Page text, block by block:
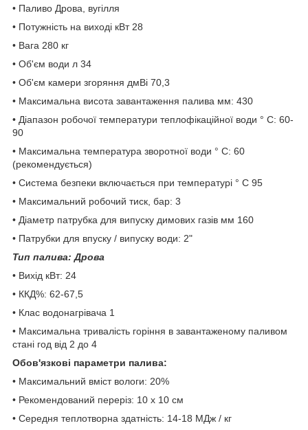
• Паливо Дрова, вугілля
• Потужність на виході кВт 28
• Вага 280 кг
• Об'єм води л 34
• Об'єм камери згоряння дмВі 70,3
• Максимальна висота завантаження палива мм: 430
• Діапазон робочої температури теплофікаційної води ° C: 60-
90
• Максимальна температура зворотної води ° C: 60
(рекомендується)
• Система безпеки включається при температурі ° C 95
• Максимальний робочий тиск, бар: 3
• Діаметр патрубка для випуску димових газів мм 160
• Патрубки для впуску / випуску води: 2"
Тип палива: Дрова
• Вихід кВт: 24
• ККД%: 62-67,5
• Клас водонагрівача 1
• Максимальна тривалість горіння в завантаженому паливом
стані год від 2 до 4
Обов'язкові параметри палива:
• Максимальний вміст вологи: 20%
• Рекомендований переріз: 10 x 10 см
• Середня теплотворна здатність: 14-18 МДж / кг